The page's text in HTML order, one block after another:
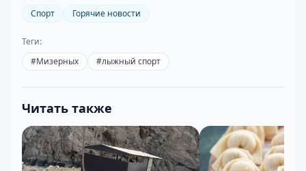
Спорт
Горячие новости
Теги:
#Мизерных #лыжный спорт
Читать также